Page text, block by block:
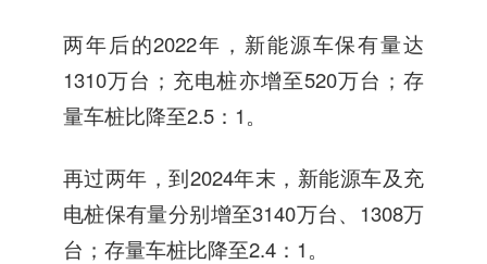
两年后的2022年，新能源车保有量达
1310万台；充电桩亦增至520万台；存
量车桩比降至2.5：1。
再过两年，到2024年末，新能源车及充
电桩保有量分别增至3140万台、1308万
台；存量车桩比降至2.4：1。